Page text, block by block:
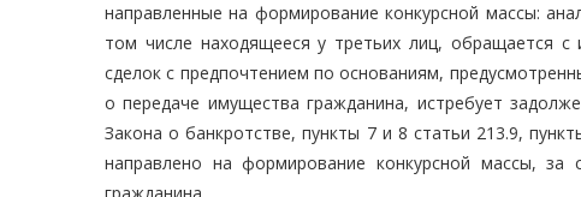
направленные на формирование конкурсной массы:
том числе находящееся у третьих лиц, обращается с
сделок с предпочтением по основаниям,
о передаче имущества гражданина, истребует
Закона о банкротстве, пункты 7 и 8 статьи 213.9,
направлено на формирование конкурсной массы, за